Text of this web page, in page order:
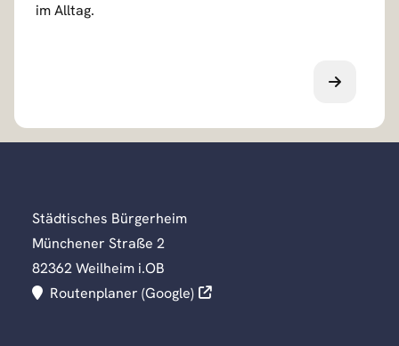
im Alltag.
Städtisches Bürgerheim
Münchener Straße 2
82362 Weilheim i.OB
Routenplaner (Google)